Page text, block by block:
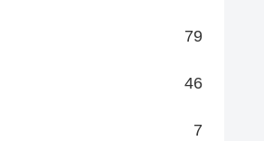
79
46
7